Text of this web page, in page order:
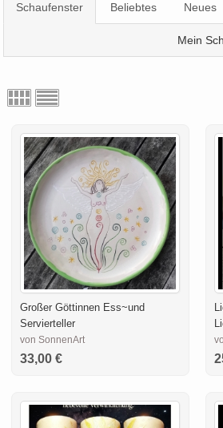
Schaufenster Beliebtes Neues
Mein
Großer Göttinnen Ess~und
Servierteller
von SonnenArt
33,00 €